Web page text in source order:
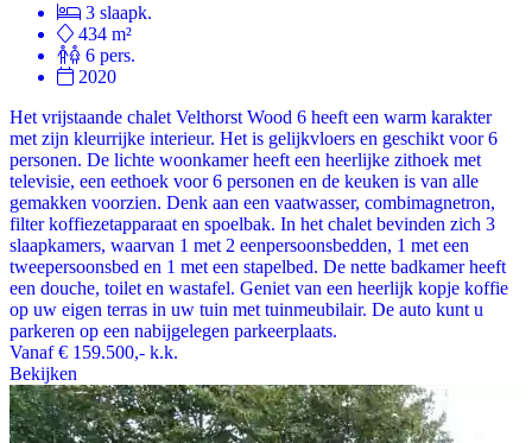
3 slaapk.
434 m²
6 pers.
2020
Het vrijstaande chalet Velthorst Wood 6 heeft een warm karakter
met zijn kleurrijke interieur. Het is gelijkvloers en geschikt voor 6
personen. De lichte woonkamer heeft een heerlijke zithoek met
televisie, een eethoek voor 6 personen en de keuken is van alle
gemakken voorzien. Denk aan een vaatwasser, combimagnetron,
filter koffiezetapparaat en spoelbak. In het chalet bevinden zich 3
slaapkamers, waarvan 1 met 2 eenpersoonsbedden, 1 met een
tweepersoonsbed en 1 met een stapelbed. De nette badkamer heeft
een douche, toilet en wastafel. Geniet van een heerlijk kopje koffie
op uw eigen terras in uw tuin met tuinmeubilair. De auto kunt u
parkeren op een nabijgelegen parkeerplaats.
Vanaf € 159.500,- k.k.
Bekijken